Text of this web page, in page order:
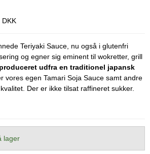
DKK
Teriyaki Sauce, nu også i glutenfri
og egner sig eminent til wokretter, grill
udfra en traditionel japansk
vores egen Tamari Soja Sauce samt andre
Der er ikke tilsat raffineret sukker.
lager